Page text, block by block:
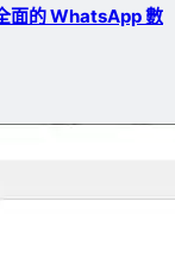
面的 WhatsApp 數